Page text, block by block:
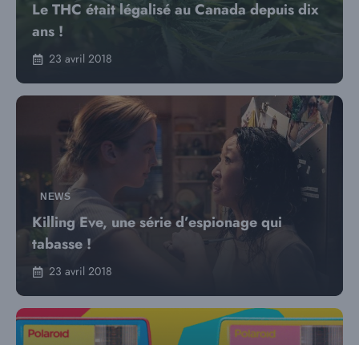
Le THC était légalisé au Canada depuis dix
ans !
23 avril 2018
NEWS
Killing Eve, une série d’espionage qui
tabasse !
23 avril 2018